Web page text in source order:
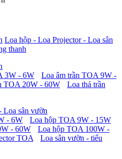
Loa hộp - Loa Projector - Loa sân
thanh
3W - 6W
Loa âm trần TOA 9W -
TOA 20W - 60W
Loa thả trần
Loa sân vườn
- 6W
Loa hộp TOA 9W - 15W
- 60W
Loa hộp TOA 100W -
TOA
Loa sân vườn - tiểu